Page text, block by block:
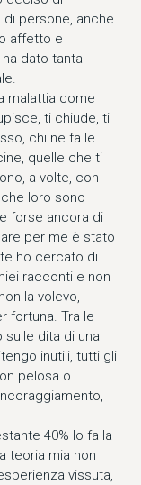
di persone, anche
affetto e
dato tanta
malattia come
ti chiude, ti
chi ne fa le
quelle che ti
a volte, con
loro sono
forse ancora di
per me è stato
ho cercato di
racconti e non
la volevo,
fortuna. Tra le
dita di una
inutili, tutti gli
pelosa o
40% lo fa la
teoria mia non
vissuta,